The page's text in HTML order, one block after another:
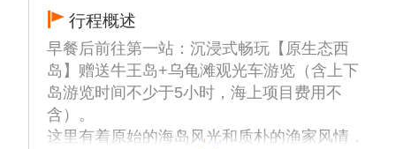
行程概述
早餐后前往第一站：沉浸式畅玩【原生态西
岛】赠送牛王岛+乌龟滩观光车游览（含上下
岛游览时间不少于5小时，海上项目费用不
含）。
这里有着原始的海岛风光和质朴的渔家风情，